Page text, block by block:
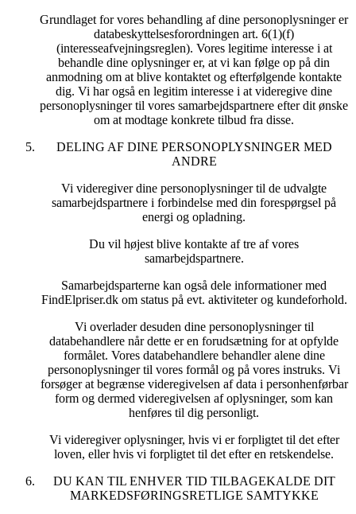
Grundlaget for vores behandling af dine personoplysninger er
databeskyttelsesforordningen art. 6(1)(f)
(interesseafvejningsreglen). Vores legitime interesse i at
behandle dine oplysninger er, at vi kan følge op på din
anmodning om at blive kontaktet og efterfølgende kontakte
dig. Vi har også en legitim interesse i at videregive dine
personoplysninger til vores samarbejdspartnere efter dit ønske
om at modtage konkrete tilbud fra disse.
DELING AF DINE PERSONOPLYSNINGER MED
ANDRE
Vi videregiver dine personoplysninger til de udvalgte
samarbejdspartnere i forbindelse med din forespørgsel på
energi og opladning.
Du vil højest blive kontakte af tre af vores
samarbejdspartnere.
Samarbejdsparterne kan også dele informationer med
FindElpriser.dk om status på evt. aktiviteter og kundeforhold.
Vi overlader desuden dine personoplysninger til
databehandlere når dette er en forudsætning for at opfylde
formålet. Vores databehandlere behandler alene dine
personoplysninger til vores formål og på vores instruks. Vi
forsøger at begrænse videregivelsen af data i personhenførbar
form og dermed videregivelsen af oplysninger, som kan
henføres til dig personligt.
Vi videregiver oplysninger, hvis vi er forpligtet til det efter
loven, eller hvis vi forpligtet til det efter en retskendelse.
DU KAN TIL ENHVER TID TILBAGEKALDE DIT
MARKEDSFØRINGSRETLIGE SAMTYKKE